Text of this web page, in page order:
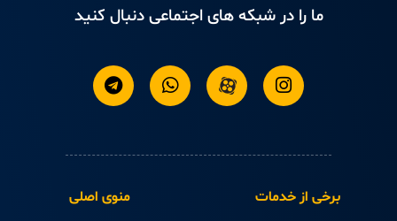
منوی اصلی برخی از خدمات
ما را در شبکه های اجتماعی دنبال کنید